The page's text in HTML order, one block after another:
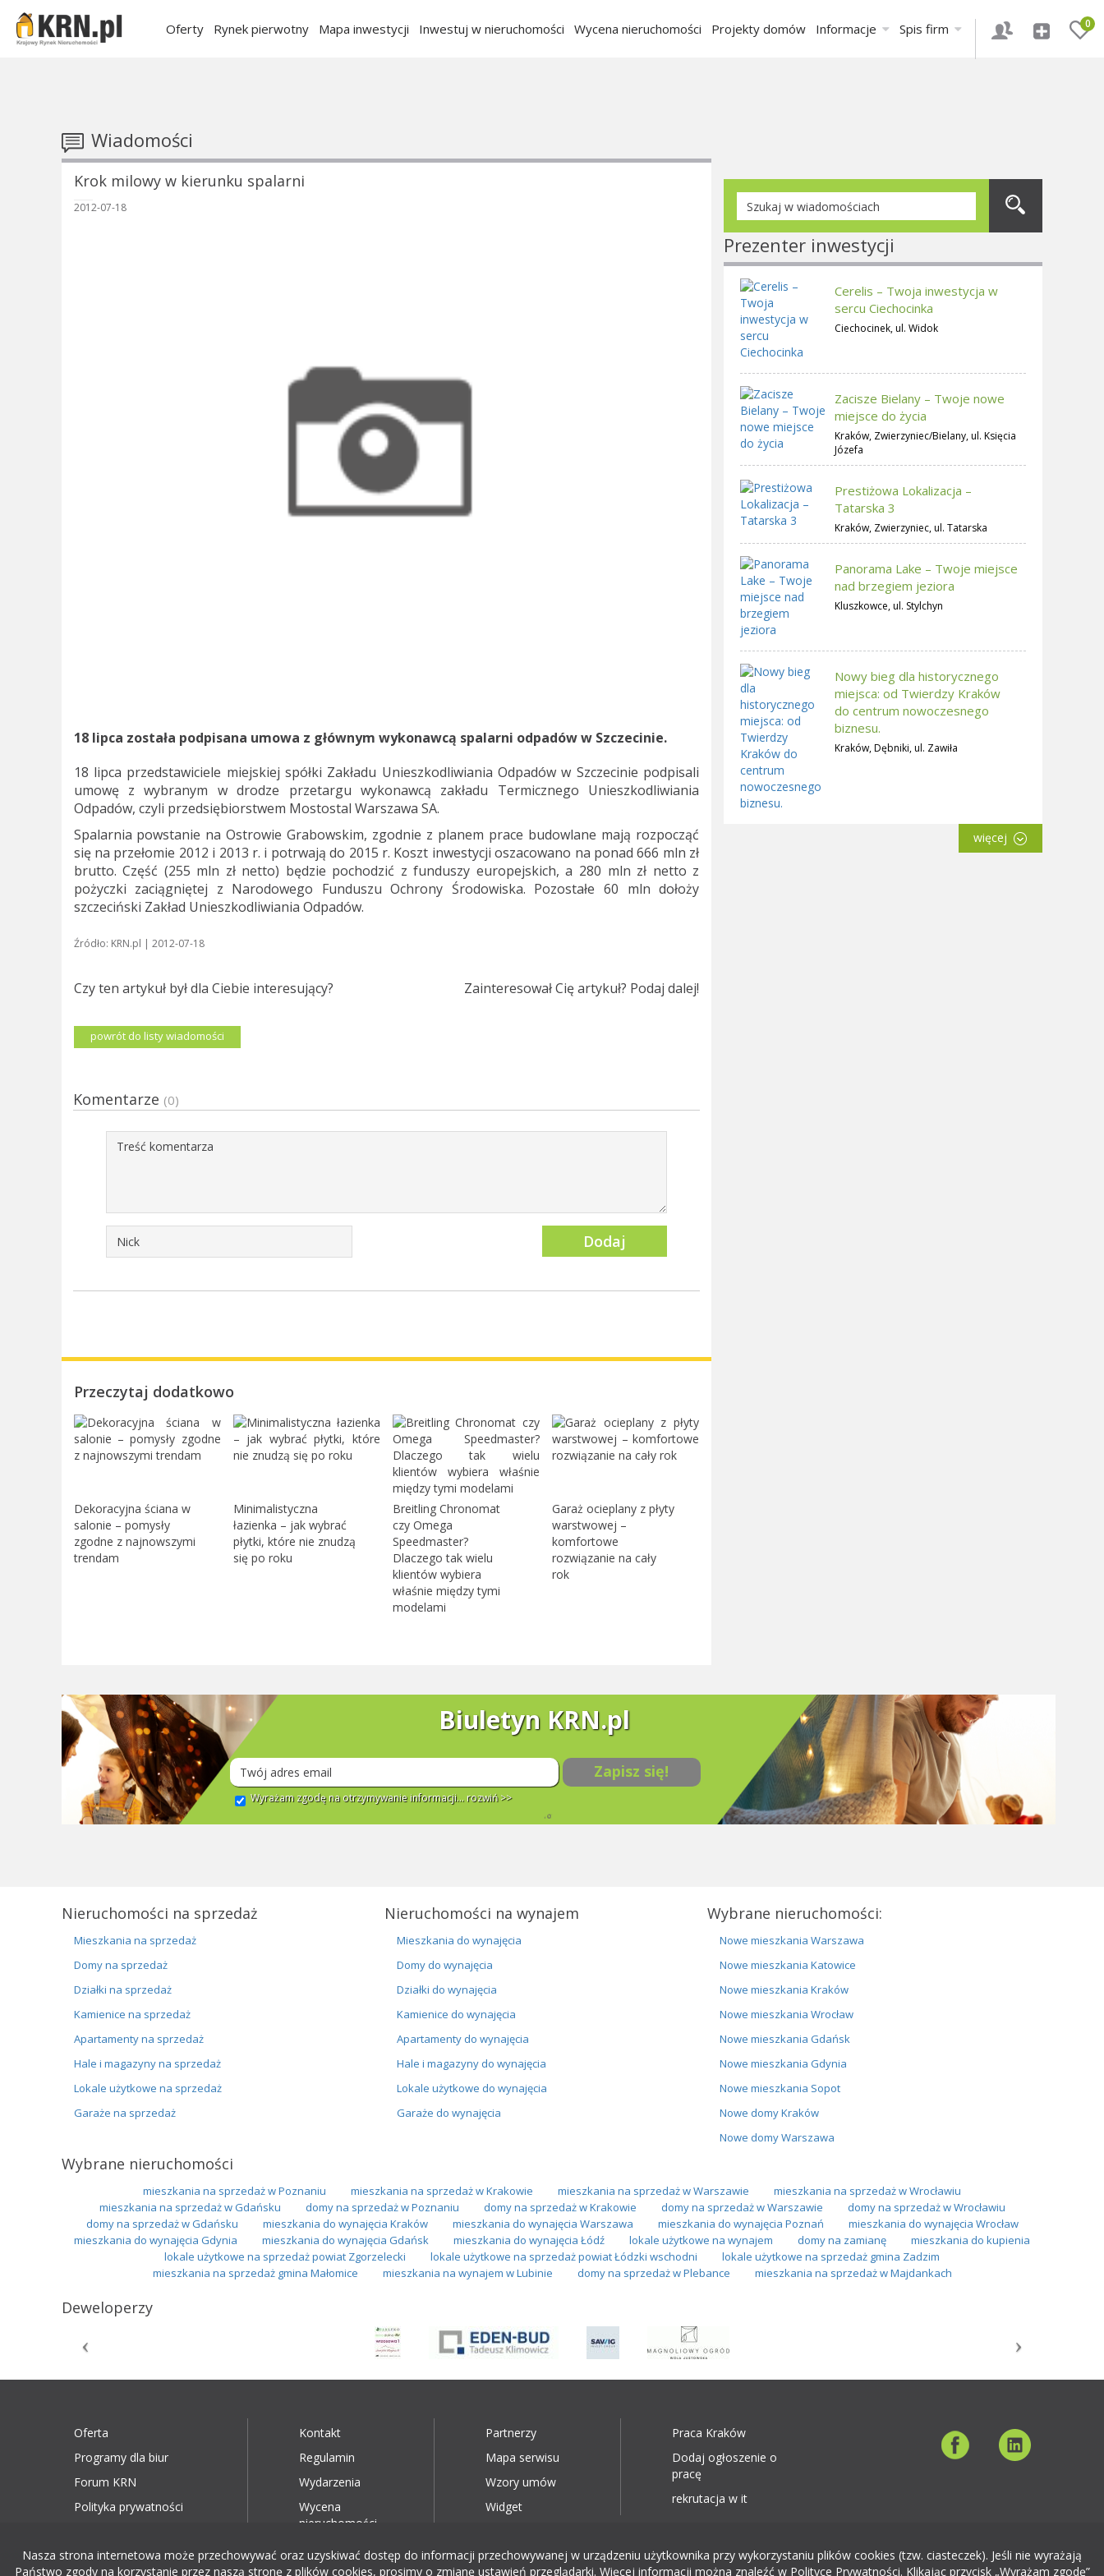
0
Oferty Rynek pierwotny Mapa inwestycji Inwestuj w nieruchomości Wycena nieruchomości Projekty domów Informacje Spis firm
Wiadomości
Krok milowy w kierunku spalarni
2012-07-18
18 lipca została podpisana umowa z głównym wykonawcą spalarni odpadów w Szczecinie.
18 lipca przedstawiciele miejskiej spółki Zakładu Unieszkodliwiania Odpadów w Szczecinie podpisali
umowę z wybranym w drodze przetargu wykonawcą zakładu Termicznego Unieszkodliwiania
Odpadów, czyli przedsiębiorstwem Mostostal Warszawa SA.
Spalarnia powstanie na Ostrowie Grabowskim, zgodnie z planem prace budowlane mają rozpocząć
się na przełomie 2012 i 2013 r. i potrwają do 2015 r. Koszt inwestycji oszacowano na ponad 666 mln zł
brutto. Część (255 mln zł netto) będzie pochodzić z funduszy europejskich, a 280 mln zł netto z
pożyczki zaciągniętej z Narodowego Funduszu Ochrony Środowiska. Pozostałe 60 mln dołoży
szczeciński Zakład Unieszkodliwiania Odpadów.
Źródło: KRN.pl | 2012-07-18
Czy ten artykuł był dla Ciebie interesujący? Zainteresował Cię artykuł? Podaj dalej!
powrót do listy wiadomości
Komentarze (0)
Dodaj
Przeczytaj dodatkowo
Dekoracyjna ściana w
salonie – pomysły
zgodne z najnowszymi
trendam
Minimalistyczna
łazienka – jak wybrać
płytki, które nie znudzą
się po roku
Breitling Chronomat
czy Omega
Speedmaster?
Dlaczego tak wielu
klientów wybiera
właśnie między tymi
modelami
Garaż ocieplany z płyty
warstwowej –
komfortowe
rozwiązanie na cały
rok
Prezenter inwestycji
Cerelis – Twoja inwestycja w
sercu Ciechocinka
Ciechocinek, ul. Widok
Zacisze Bielany – Twoje nowe
miejsce do życia
Kraków, Zwierzyniec/Bielany, ul. Księcia
Józefa
Prestiżowa Lokalizacja –
Tatarska 3
Kraków, Zwierzyniec, ul. Tatarska
Panorama Lake – Twoje miejsce
nad brzegiem jeziora
Kluszkowce, ul. Stylchyn
Nowy bieg dla historycznego
miejsca: od Twierdzy Kraków
do centrum nowoczesnego
biznesu.
Kraków, Dębniki, ul. Zawiła
więcej
Biuletyn KRN.pl
Zapisz się!
Wyrażam zgodę na otrzymywanie informacji... rozwiń >>
Nieruchomości na sprzedaż
Mieszkania na sprzedaż
Domy na sprzedaż
Działki na sprzedaż
Kamienice na sprzedaż
Apartamenty na sprzedaż
Hale i magazyny na sprzedaż
Lokale użytkowe na sprzedaż
Garaże na sprzedaż
Nieruchomości na wynajem
Mieszkania do wynajęcia
Domy do wynajęcia
Działki do wynajęcia
Kamienice do wynajęcia
Apartamenty do wynajęcia
Hale i magazyny do wynajęcia
Lokale użytkowe do wynajęcia
Garaże do wynajęcia
Wybrane nieruchomości:
Nowe mieszkania Warszawa
Nowe mieszkania Katowice
Nowe mieszkania Kraków
Nowe mieszkania Wrocław
Nowe mieszkania Gdańsk
Nowe mieszkania Gdynia
Nowe mieszkania Sopot
Nowe domy Kraków
Nowe domy Warszawa
Wybrane nieruchomości
mieszkania na sprzedaż w Poznaniu mieszkania na sprzedaż w Krakowie mieszkania na sprzedaż w Warszawie
mieszkania na sprzedaż w Wrocławiu
mieszkania na sprzedaż w Gdańsku
domy na sprzedaż w Poznaniu domy na sprzedaż w Krakowie domy na sprzedaż w Warszawie
domy na sprzedaż w Wrocławiu
domy na sprzedaż w Gdańsku
mieszkania do wynajęcia Kraków mieszkania do wynajęcia Warszawa mieszkania do wynajęcia Poznań
mieszkania do wynajęcia Wrocław
mieszkania do wynajęcia Gdynia
mieszkania do wynajęcia Gdańsk mieszkania do wynajęcia Łódź lokale użytkowe na wynajem domy na zamianę
mieszkania do kupienia
lokale użytkowe na sprzedaż powiat Zgorzelecki
lokale użytkowe na sprzedaż powiat Łódzki wschodni
lokale użytkowe na sprzedaż gmina Zadzim
mieszkania na sprzedaż gmina Małomice
mieszkania na wynajem w Lubinie domy na sprzedaż w Plebance mieszkania na sprzedaż w Majdankach
Deweloperzy
Oferta
Programy dla biur
Forum KRN
Polityka prywatności
Kontakt
Regulamin
Wydarzenia
Wycena
nieruchomości
Partnerzy
Mapa serwisu
Wzory umów
Widget
Praca Kraków
Dodaj ogłoszenie o
pracę
rekrutacja w it
Nasza strona internetowa może przechowywać oraz uzyskiwać dostęp do informacji przechowywanej w urządzeniu użytkownika przy wykorzystaniu plików cookies (tzw. ciasteczek). Jeśli nie wyrażają
Państwo zgody na korzystanie przez naszą stronę z plików cookies, prosimy o zmianę ustawień przeglądarki. Więcej informacji można znaleźć w Polityce Prywatności. Klikając przycisk „Wyrażam zgodę”